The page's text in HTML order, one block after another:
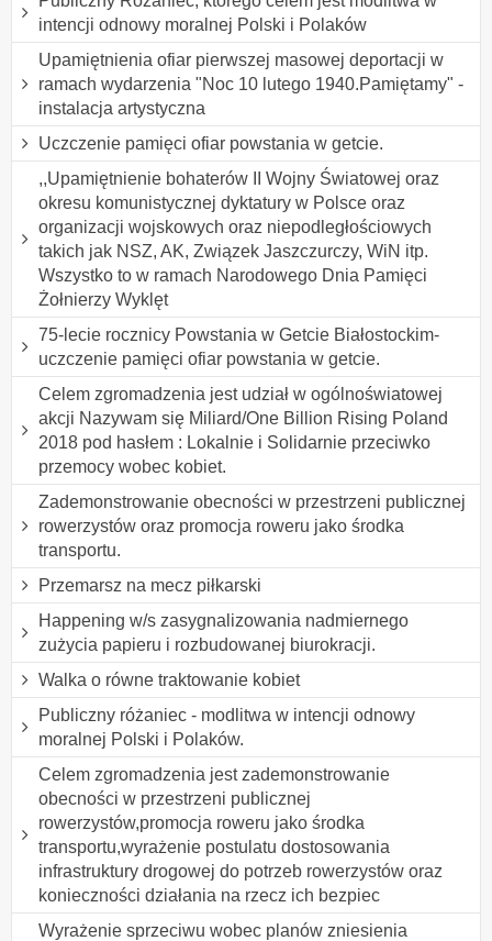
intencji odnowy moralnej Polski i Polaków
Upamiętnienia ofiar pierwszej masowej deportacji w
ramach wydarzenia "Noc 10 lutego 1940.Pamiętamy" -
instalacja artystyczna
Uczczenie pamięci ofiar powstania w getcie.
,,Upamiętnienie bohaterów II Wojny Światowej oraz
okresu komunistycznej dyktatury w Polsce oraz
organizacji wojskowych oraz niepodległościowych
takich jak NSZ, AK, Związek Jaszczurczy, WiN itp.
Wszystko to w ramach Narodowego Dnia Pamięci
Żołnierzy Wyklęt
75-lecie rocznicy Powstania w Getcie Białostockim-
uczczenie pamięci ofiar powstania w getcie.
Celem zgromadzenia jest udział w ogólnoświatowej
akcji Nazywam się Miliard/One Billion Rising Poland
2018 pod hasłem : Lokalnie i Solidarnie przeciwko
przemocy wobec kobiet.
Zademonstrowanie obecności w przestrzeni publicznej
rowerzystów oraz promocja roweru jako środka
transportu.
Przemarsz na mecz piłkarski
Happening w/s zasygnalizowania nadmiernego
zużycia papieru i rozbudowanej biurokracji.
Walka o równe traktowanie kobiet
Publiczny różaniec - modlitwa w intencji odnowy
moralnej Polski i Polaków.
Celem zgromadzenia jest zademonstrowanie
obecności w przestrzeni publicznej
rowerzystów,promocja roweru jako środka
transportu,wyrażenie postulatu dostosowania
infrastruktury drogowej do potrzeb rowerzystów oraz
konieczności działania na rzecz ich bezpiec
Wyrażenie sprzeciwu wobec planów zniesienia